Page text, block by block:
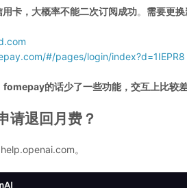
用卡，大概率不能二次订阅成功。 需要更
#/pages/login/index?d=1IEPR8
的话少了一些功能，交互上比较
请退回月费？
。